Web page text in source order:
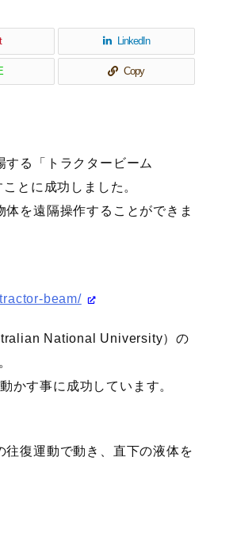
LinkedIn
Copy
る「トラクタービーム
とに成功しました。
を遠隔操作することができま
beam/
National University）の
かす事に成功しています。
復運動で動き、直下の液体を